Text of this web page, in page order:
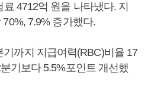
4712억 원을 나타냈다. 지
7.9% 증가했다.
까지 지급여력(RBC)비율 17
기보다 5.5%포인트 개선했